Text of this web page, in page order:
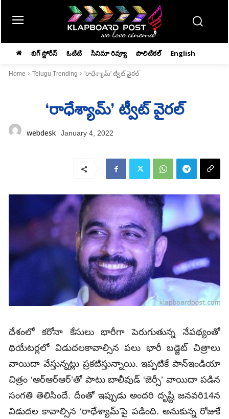
బిగ్ స్టోరీస్ ఓటిటి సినిమా రివ్యూ పొలిటికల్ English
Home Telugu Trending 'రాధేశ్యామ్‌' ట్వీట్‌ వైరల్‌
‘రాధేశ్యామ్‌’ ట్వీట్‌ వైరల్‌
webdesk January 4, 2022
దేశంలో కరోనా కేసులు భారీగా పెరుగుతున్న నేపథ్యంతో
థియేటర్లలో విడుదలకావాల్సిన పలు భారీ బడ్జెట్‌ చిత్రాలు
వాయిదా వేస్తున్నట్లు ప్రకటిస్తున్నాయి. ఇప్పటికే పాన్‌ఇండియా
చిత్రం ‘ఆర్‌ఆర్‌ఆర్‌’తో పాటు బాలీవుడ్‌ ‘జెర్సీ’ వాయిదా పడిన
సంగతి తెలిసిందే. దీంతో ఇప్పుడు అందరి దృష్టి జనవరి14న
విడుదల కావాల్సిన ‘రాధేశ్యామ్‌’పై పడింది. అనుకున్న రోజుకే